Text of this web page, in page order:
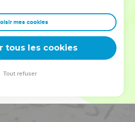
de sagesse afin que leurs erreurs
Que vous guidiez un ministère, une
famille, leur expérience est faite
mes cookies
tous les cookies
Tout refuser